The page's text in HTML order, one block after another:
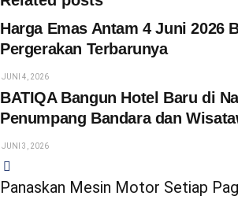
Harga Emas Antam 4 Juni 2026
Pergerakan Terbarunya
JUNI 4, 2026
BATIQA Bangun Hotel Baru di
Penumpang Bandara dan
JUNI 3, 2026
Panaskan Mesin Motor Setiap